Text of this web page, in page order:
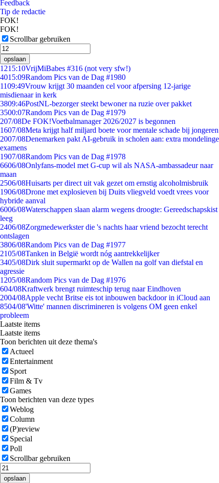
Feedback
Tip de redactie
FOK!
FOK!
Scrollbar gebruiken
opslaan
1215:10VrijMiBabes #316 (not very sfw!)
4015:09Random Pics van de Dag #1980
1109:49Vrouw krijgt 30 maanden cel voor afpersing 12-jarige
misdienaar in kerk
3809:46PostNL-bezorger steekt bewoner na ruzie over pakket
3500:07Random Pics van de Dag #1979
207/08De FOK!Voetbalmanager 2026/2027 is begonnen
1607/08Meta krijgt half miljard boete voor mentale schade bij jongeren
2007/08Denemarken pakt AI-gebruik in scholen aan: extra mondelinge
examens
1907/08Random Pics van de Dag #1978
6606/08Onlyfans-model met G-cup wil als NASA-ambassadeur naar
maan
2506/08Huisarts per direct uit vak gezet om ernstig alcoholmisbruik
1906/08Drone met explosieven bij Duits vliegveld voedt vrees voor
hybride aanval
6006/08Waterschappen slaan alarm wegens droogte: Gereedschapskist
leeg
2406/08Zorgmedewerkster die 's nachts haar vriend bezocht terecht
ontslagen
3806/08Random Pics van de Dag #1977
2105/08Tanken in België wordt nóg aantrekkelijker
3405/08Dirk sluit supermarkt op de Wallen na golf van diefstal en
agressie
1205/08Random Pics van de Dag #1976
604/08Kraftwerk brengt ruimteschip terug naar Eindhoven
2004/08Apple vecht Britse eis tot inbouwen backdoor in iCloud aan
8504/08'Witte' mannen discrimineren is volgens OM geen enkel
probleem
Laatste items
Laatste items
Toon berichten uit deze thema's
Actueel
Entertainment
Sport
Film & Tv
Games
Toon berichten van deze types
Weblog
Column
(P)review
Special
Poll
Scrollbar gebruiken
opslaan